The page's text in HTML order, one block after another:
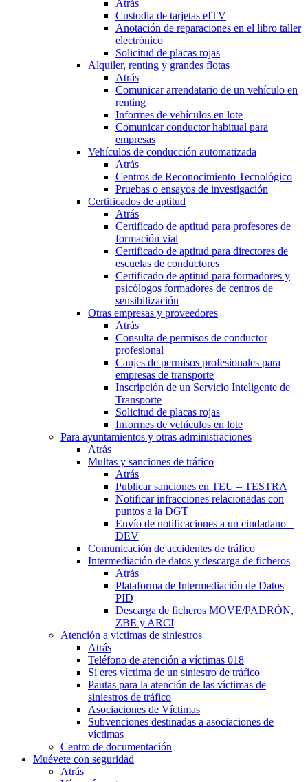
Atrás
Custodia de tarjetas eITV
Anotación de reparaciones en el libro taller
electrónico
Solicitud de placas rojas
Alquiler, renting y grandes flotas
Atrás
Comunicar arrendatario de un vehículo en
renting
Informes de vehículos en lote
Comunicar conductor habitual para
empresas
Vehículos de conducción automatizada
Atrás
Centros de Reconocimiento Tecnológico
Pruebas o ensayos de investigación
Certificados de aptitud
Atrás
Certificado de aptitud para profesores de
formación vial
Certificado de aptitud para directores de
escuelas de conductores
Certificado de aptitud para formadores y
psicólogos formadores de centros de
sensibilización
Otras empresas y proveedores
Atrás
Consulta de permisos de conductor
profesional
Canjes de permisos profesionales para
empresas de transporte
Inscripción de un Servicio Inteligente de
Transporte
Solicitud de placas rojas
Informes de vehículos en lote
Para ayuntamientos y otras administraciones
Atrás
Multas y sanciones de tráfico
Atrás
Publicar sanciones en TEU – TESTRA
Notificar infracciones relacionadas con
puntos a la DGT
Envío de notificaciones a un ciudadano –
DEV
Comunicación de accidentes de tráfico
Intermediación de datos y descarga de ficheros
Atrás
Plataforma de Intermediación de Datos
PID
Descarga de ficheros MOVE/PADRÓN,
ZBE y ARCI
Atención a víctimas de siniestros
Atrás
Teléfono de atención a víctimas 018
Si eres víctima de un siniestro de tráfico
Pautas para la atención de las víctimas de
siniestros de tráfico
Asociaciones de Víctimas
Subvenciones destinadas a asociaciones de
víctimas
Centro de documentación
Muévete con seguridad
Atrás